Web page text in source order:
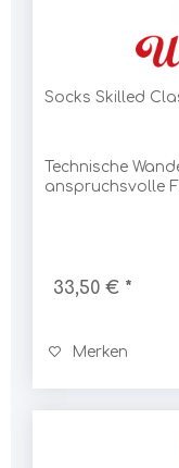
Socks Skilled
Technische
anspruchsvolle
33,50 € *
Merken